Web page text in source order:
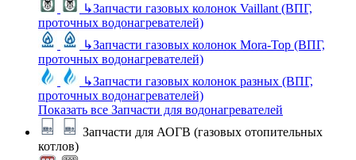
↳Запчасти газовых колонок Vaillant (ВПГ,
проточных водонагревателей)
↳Запчасти газовых колонок Mora-Top (ВПГ,
проточных водонагревателей)
↳Запчасти газовых колонок разных (ВПГ,
проточных водонагревателей)
Показать все Запчасти для водонагревателей
Запчасти для АОГВ (газовых отопительных
котлов)